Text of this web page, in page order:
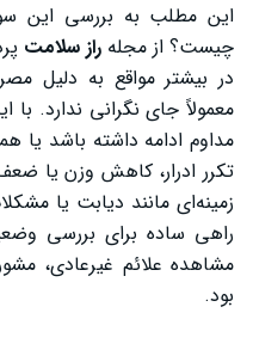
این مطلب به بررسی این
چیست؟ از مجلهراز سلامت
در بیشتر مواقع به دلیل
معمولاً جای نگرانی ندارد.
مداوم ادامه داشته باشد یا
تکرر ادرار، کاهش وزن یا
زمینه‌ای مانند دیابت یا
راهی ساده برای بررسی
مشاهده علائم غیرعادی،
بود.